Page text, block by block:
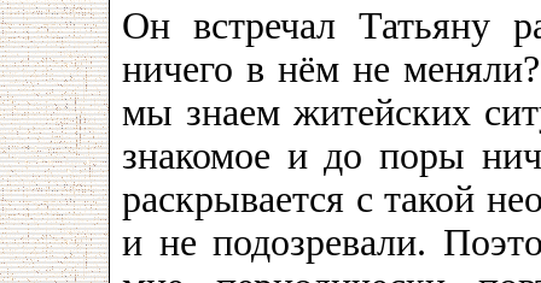
Он встречал Татьяну
ничего в нём не
мы знаем житейских
знакомое и до поры
раскрывается с такой
и не подозревали.